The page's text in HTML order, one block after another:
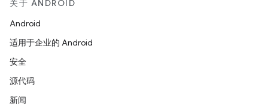
关于 ANDROID
Android
适用于企业的 Android
安全
源代码
新闻